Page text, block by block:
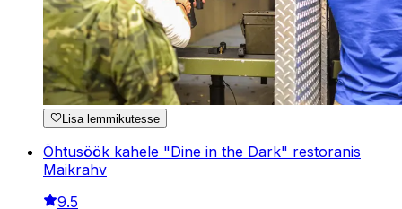
Lisa lemmikutesse
Õhtusöök kahele "Dine in the Dark" restoranis
Maikrahv
9.5